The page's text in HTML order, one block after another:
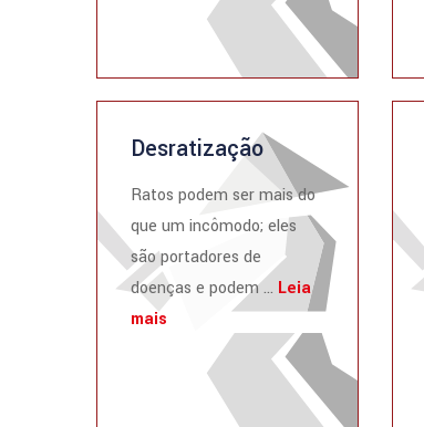
Desratização
Ratos podem ser mais do
que um incômodo; eles
são portadores de
doenças e podem ... Leia
mais